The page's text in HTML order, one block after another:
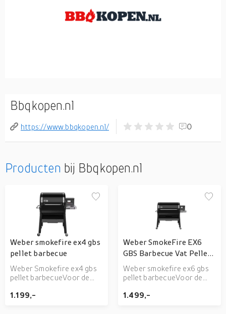
Bbqkopen.nl
https://www.bbqkopen.nl/ 0
Producten bij Bbqkopen.nl
Weber smokefire ex4 gbs
pellet barbecue
Weber Smokefire ex4 gbs
pellet barbecueVoor de
barbecue in de
1.199,-
Weber SmokeFire EX6
GBS Barbecue Vat Pellet
Zwart
Weber smokefire ex6 gbs
pellet barbecueVoor de
barbecue in de
1.499,-